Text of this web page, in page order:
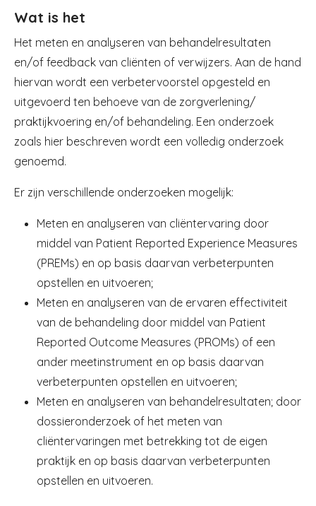
Wat is het
Het meten en analyseren van behandelresultaten
en/of feedback van cliënten of verwijzers. Aan de hand
hiervan wordt een verbetervoorstel opgesteld en
uitgevoerd ten behoeve van de zorgverlening/
praktijkvoering en/of behandeling. Een onderzoek
zoals hier beschreven wordt een volledig onderzoek
genoemd.
Er zijn verschillende onderzoeken mogelijk:
Meten en analyseren van cliëntervaring door
middel van Patient Reported Experience Measures
(PREMs) en op basis daarvan verbeterpunten
opstellen en uitvoeren;
Meten en analyseren van de ervaren effectiviteit
van de behandeling door middel van Patient
Reported Outcome Measures (PROMs) of een
ander meetinstrument en op basis daarvan
verbeterpunten opstellen en uitvoeren;
Meten en analyseren van behandelresultaten; door
dossieronderzoek of het meten van
cliëntervaringen met betrekking tot de eigen
praktijk en op basis daarvan verbeterpunten
opstellen en uitvoeren.